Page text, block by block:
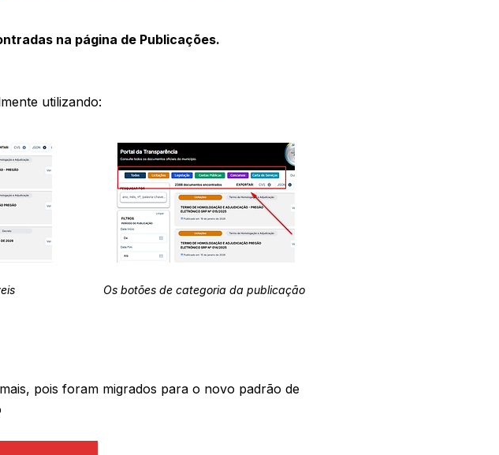
na página de Publicações.
utilizando:
Os botões de categoria da publicação
pois foram migrados para o novo padrão de